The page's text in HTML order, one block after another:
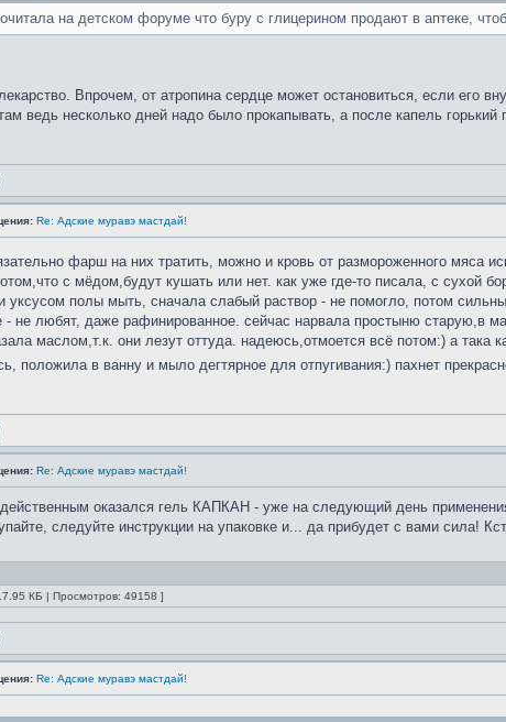
на детском форуме что буру с глицерином продают в аптеке,
Впрочем, от атропина сердце может остановиться, если его
ведь несколько дней надо было прокапывать, а после капель горький
Re: Адские муравэ мастдай!
фарш на них тратить, можно и кровь от размороженного мяса
с мёдом,будут кушать или нет. как уже где-то писала, с сухой
уксусом полы мыть, сначала слабый раствор - не помогло, потом
- не любят, даже рафинированное. сейчас нарвала простыню старую,в
маслом,т.к. они лезут оттуда. надеюсь,отмоется всё потом:) а така
положила в ванну и мыло дегтярное для отпугивания:) пахнет
Re: Адские муравэ мастдай!
оказался гель КАПКАН - уже на следующий день
следуйте инструкции на упаковке и... да прибудет с вами сила!
КБ | Просмотров: 49158 ]
Re: Адские муравэ мастдай!